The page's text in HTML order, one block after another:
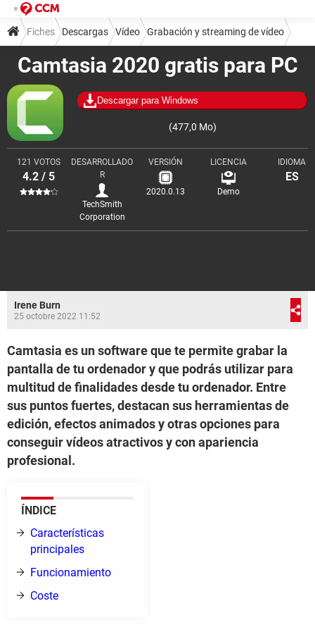
Camtasia 2020 gratis para PC
Descargar para Windows
(477,0 Mo)
121 VOTOS
4.2 / 5
DESARROLLADO
R
TechSmith
Corporation
VERSIÓN
2020.0.13
LICENCIA
Demo
IDIOMA
ES
Fiches Descargas Vídeo Grabación y streaming de vídeo
Irene Burn
25 octobre 2022 11:52
Camtasia es un software que te permite grabar la
pantalla de tu ordenador y que podrás utilizar para
multitud de finalidades desde tu ordenador. Entre
sus puntos fuertes, destacan sus herramientas de
edición, efectos animados y otras opciones para
conseguir vídeos atractivos y con apariencia
profesional.
ÍNDICE
Características
principales
Funcionamiento
Coste